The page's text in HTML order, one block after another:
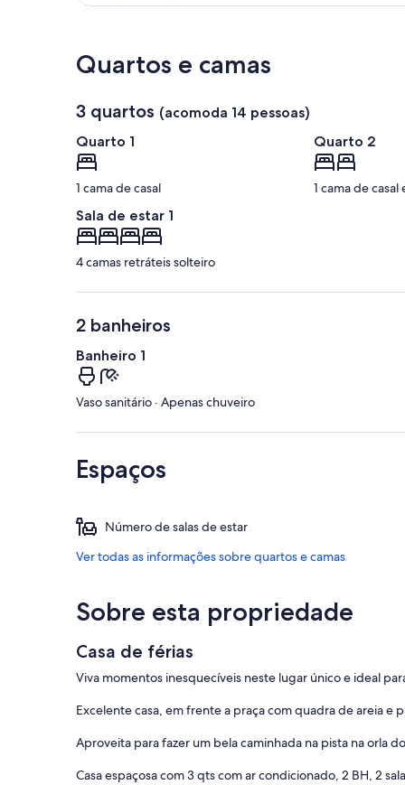
Quartos e camas
3 quartos (acomoda 14 pessoas)
Quarto 1
1 cama de casal
Quarto 2
1 cama de casal
Sala de estar 1
4 camas retráteis solteiro
2 banheiros
Banheiro 1
Vaso sanitário · Apenas chuveiro
Espaços
Número de salas de estar
Ver todas as informações sobre quartos e camas
Sobre esta propriedade
Casa de férias
Viva momentos inesquecíveis neste lugar único e ideal
Excelente casa, em frente a praça com quadra de areia e
Aproveita para fazer um bela caminhada na pista na orla
Casa espaçosa com 3 qts com ar condicionado, 2 BH, 2